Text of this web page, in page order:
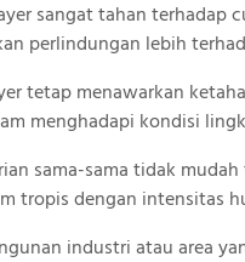
sangat tahan terhadap
perlindungan lebih
tetap menawarkan
menghadapi kondisi
sama-sama tidak
tropis dengan intensitas
industri atau area